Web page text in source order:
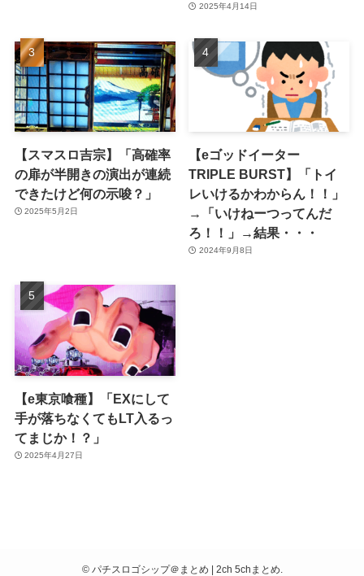
2025年4月14日
【スマスロ吉宗】「高確率
の扉が半開きの演出が連続
できたけど何の示唆？」
2025年5月2日
【eゴッドイーター
TRIPLE BURST】「トイ
レいけるかわからん！！」
→「いけねーつってんだ
ろ！！」→結果・・・
2024年9月8日
【e東京喰種】「EXにして
手が落ちなくてもLT入るっ
てまじか！？」
2025年4月27日
©パチスロゴシップ＠まとめ | 2ch 5chまとめ.